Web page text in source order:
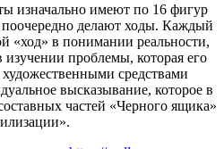
изначально имеют по 16 фигур
делают ходы. Каждый
«ход» в понимании реальности,
изучении проблемы, которая его
средствами
высказывание, которое в
частей «Черного ящика»